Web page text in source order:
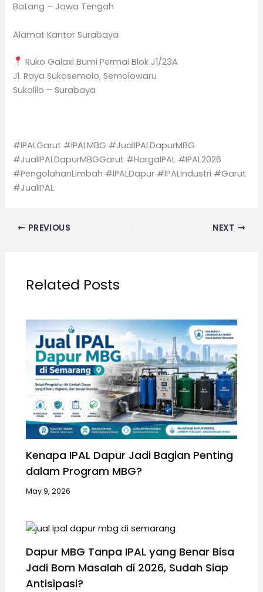
Batang – Jawa Tengah
Alamat Kantor Surabaya
Ruko Galaxi Bumi Permai Blok J1/23A
Jl. Raya Sukosemolo, Semolowaru
Sukolilo – Surabaya
#IPALGarut #IPALMBG #JualIPALDapurMBG
#JualIPALDapurMBGGarut #HargaIPAL #IPAL2026
#PengolahanLimbah #IPALDapur #IPALIndustri #Garut
#JualIPAL
PREVIOUS NEXT
Related Posts
Kenapa IPAL Dapur Jadi Bagian Penting
dalam Program MBG?
May 9, 2026
Dapur MBG Tanpa IPAL yang Benar Bisa
Jadi Bom Masalah di 2026, Sudah Siap
Antisipasi?